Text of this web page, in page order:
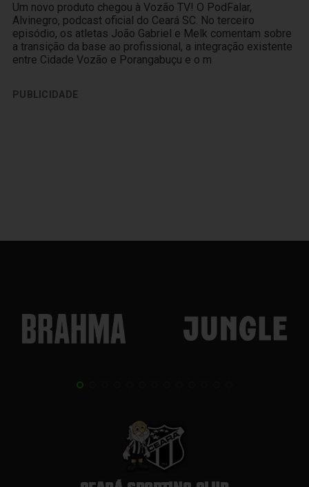
Um novo produto chegou à Vozão TV! O PodFalar,
Alvinegro, podcast oficial do Ceará SC. No terceiro
episódio, os atletas João Gabriel e Melk comentam sobre
a transição da base ao profissional, a integração existente
entre Cidade Vozão e Porangabuçu e o m
PUBLICIDADE